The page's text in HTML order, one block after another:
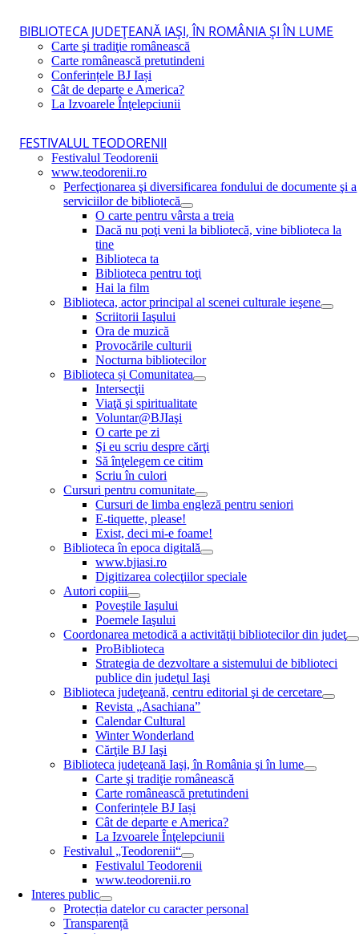
BIBLIOTECA JUDEŢEANĂ IAŞI, ÎN ROMÂNIA ŞI ÎN LUME
Carte şi tradiţie românească
Carte românească pretutindeni
Conferințele BJ Iași
Cât de departe e America?
La Izvoarele Înţelepciunii
FESTIVALUL TEODORENII
Festivalul Teodorenii
www.teodorenii.ro
Perfecţionarea şi diversificarea fondului de documente şi a
serviciilor de bibliotecă
O carte pentru vârsta a treia
Dacă nu poţi veni la bibliotecă, vine biblioteca la
tine
Biblioteca ta
Biblioteca pentru toţi
Hai la film
Biblioteca, actor principal al scenei culturale ieşene
Scriitorii Iaşului
Ora de muzică
Provocările culturii
Nocturna bibliotecilor
Biblioteca și Comunitatea
Intersecţii
Viaţă şi spiritualitate
Voluntar@BJIaşi
O carte pe zi
Şi eu scriu despre cărţi
Să înţelegem ce citim
Scriu în culori
Cursuri pentru comunitate
Cursuri de limba engleză pentru seniori
E-tiquette, please!
Exist, deci mi-e foame!
Biblioteca în epoca digitală
www.bjiasi.ro
Digitizarea colecţiilor speciale
Autori copiii
Poveştile Iaşului
Poemele Iaşului
Coordonarea metodică a activităţii bibliotecilor din judeţ
ProBiblioteca
Strategia de dezvoltare a sistemului de biblioteci
publice din judeţul Iaşi
Biblioteca judeţeană, centru editorial şi de cercetare
Revista „Asachiana”
Calendar Cultural
Winter Wonderland
Cărţile BJ Iaşi
Biblioteca judeţeană Iaşi, în România şi în lume
Carte şi tradiţie românească
Carte românească pretutindeni
Conferințele BJ Iași
Cât de departe e America?
La Izvoarele Înţelepciunii
Festivalul „Teodorenii“
Festivalul Teodorenii
www.teodorenii.ro
Interes public
Protecția datelor cu caracter personal
Transparență